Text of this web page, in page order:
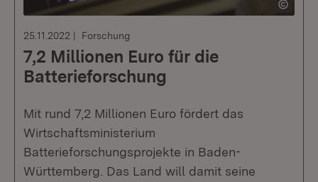
25.11.2022 Forschung
7,2 Millionen Euro für die
Batterieforschung
Mit rund 7,2 Millionen Euro fördert das
Wirtschaftsministerium
Batterieforschungsprojekte in Baden-
Württemberg. Das Land will damit seine